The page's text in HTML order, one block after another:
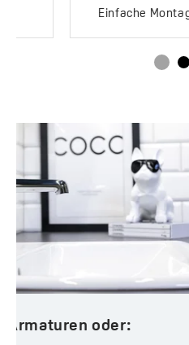
Polnisches Produkt
Naturfarben in der